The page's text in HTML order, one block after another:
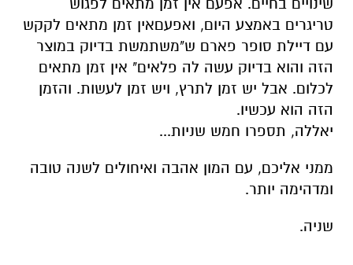
שינויים בחיים. אפעם אין זמן מתאים לפגוש
טריגרים באמצע היום, ואפעםאין זמן מתאים לקקש
עם דיילת סופר פארם ש"משתמשת בדיוק במוצר
הזה והוא בדיוק עשה לה פלאים" אין זמן מתאים
לכלום. אבל יש זמן לתרץ, ויש זמן לעשות. והזמן
הזה הוא עכשיו.
יאללה, תספרו חמש שניות...
ממני אליכם, עם המון אהבה ואיחולים לשנה טובה
ומדהימה יותר.
שניה.